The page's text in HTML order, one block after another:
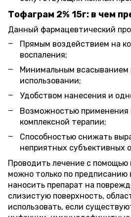
Тофаграм 2% 15г: в чем
Данный фармацевтический
Прямым воздействием на
воспаления;
Минимальным всасыванием
использовании;
Удобством нанесения и
Возможностью применения
комплексной терапии;
Способностью снижать
неприятных субъективных
Проводить лечение с помощью
можно только по предписанию
наносить препарат на
слизистую поверхность,
использовать, если